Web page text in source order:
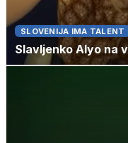
SLOVENIJA IMA TALENT
Slavljenko Alyo na